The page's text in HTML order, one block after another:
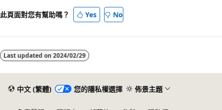
此頁面對您有幫助嗎？ Yes No
Last updated on 2024/02/29
中文 (繁體) 您的隱私權選擇 佈景主題